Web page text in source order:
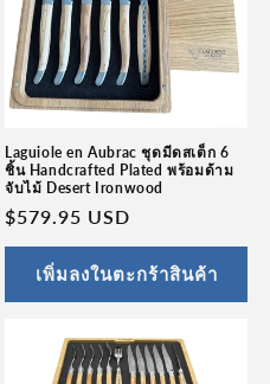
Laguiole en Aubrac ชุดมีดสเต็ก 6
ชิ้น Handcrafted Plated พร้อมด้าม
จับไม้ Desert Ironwood
ราคา
ปกติ
$579.95 USD
เพิ่มลงในตะกร้าสินค้า